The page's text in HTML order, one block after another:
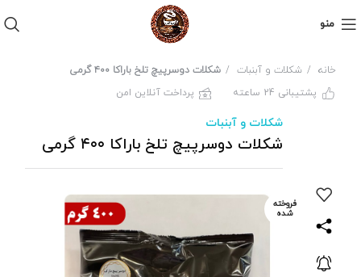
منو
خانه شکلات و آبنبات
شکلات دوسرپیچ تلخ باراکا ۴۰۰ گرمی
پشتیبانی 24 ساعته
پرداخت آنلاین امن
شکلات و آبنبات
شکلات دوسرپیچ تلخ باراکا ۴۰۰ گرمی
فروخته
شده